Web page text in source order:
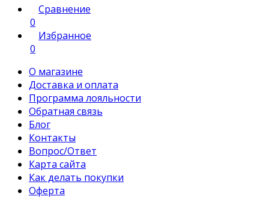
Сравнение
0
Избранное
0
О магазине
Доставка и оплата
Программа лояльности
Обратная связь
Блог
Контакты
Вопрос/Ответ
Карта сайта
Как делать покупки
Оферта